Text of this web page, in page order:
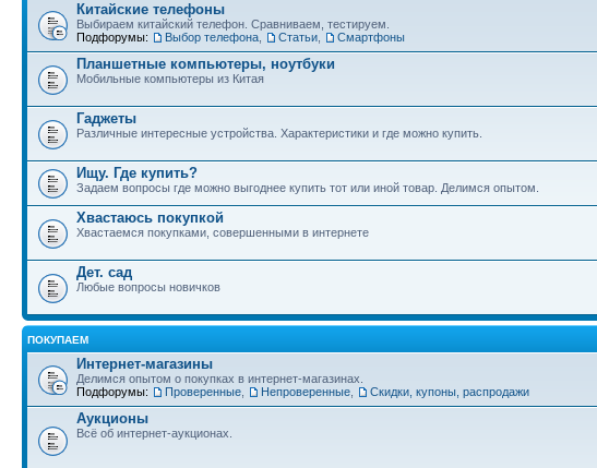
Китайские телефоны
Выбираем китайский телефон. Сравниваем, тестируем.
Подфорумы:
Выбор телефона Статьи Смартфоны
Планшетные компьютеры, ноутбуки
Мобильные компьютеры из Китая
Гаджеты
Различные интересные устройства. Характеристики и где можно купить.
Ищу. Где купить?
Задаем вопросы где можно выгоднее купить тот или иной товар. Делимся опытом.
Хвастаюсь покупкой
Хвастаемся покупками, совершенными в интернете
Дет. сад
Любые вопросы новичков
ПОКУПАЕМ
Интернет-магазины
Делимся опытом о покупках в интернет-магазинах.
Подфорумы:
Проверенные Непроверенные Скидки, купоны, распродажи
Аукционы
Всё об интернет-аукционах.